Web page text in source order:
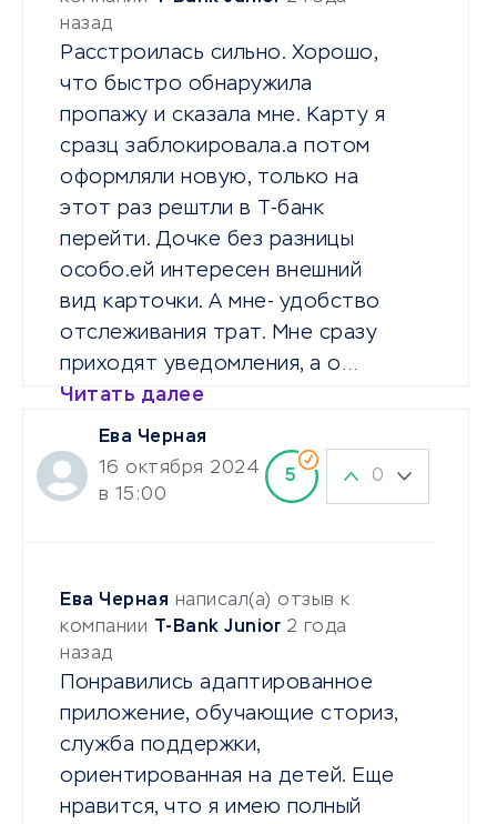
назад
Расстроилась сильно. Хорошо,
что быстро обнаружила
пропажу и сказала мне. Карту я
сразц заблокировала.а потом
оформляли новую, только на
этот раз рештли в Т-банк
перейти. Дочке без разницы
особо.ей интересен внешний
вид карточки. А мне- удобство
отслеживания трат. Мне сразу
приходят уведомления, а о…
Читать далее
Ева Черная
16 октября 2024
в 15:00
5 0
Ева Черная написал(а) отзыв к
компании
T-Bank Junior 2 года
назад
Понравились адаптированное
приложение, обучающие сториз,
служба поддержки,
ориентированная на детей. Еще
нравится, что я имею полный